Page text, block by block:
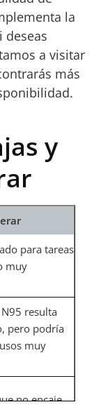
la
deseas
a visitar
más
y
para tareas
muy
resulta
pero podría
muy
no encaje